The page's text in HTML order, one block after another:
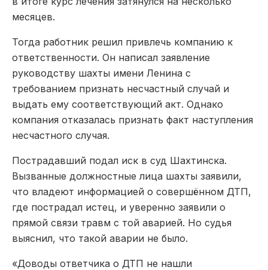
месяцев.
Тогда работник решил привлечь компанию к
ответственности. Он написал заявление
руководству шахты имени Ленина с
требованием признать несчастный случай и
выдать ему соответствующий акт. Однако
компания отказалась признать факт наступления
несчастного случая.
Пострадавший подал иск в суд Шахтинска.
Вызванные должностные лица шахты заявили,
что владеют информацией о совершённом ДТП,
где пострадал истец, и уверенно заявили о
прямой связи травм с той аварией. Но судья
выяснил, что такой аварии не было.
«Доводы ответчика о ДТП не нашли